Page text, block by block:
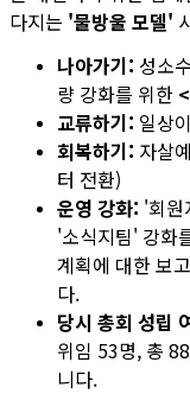
다지는 '물방울 모델'
나아가기: 성소
량 강화를 위한
교류하기: 일상
회복하기: 자살
터 전환)
운영 강화: '회원
'소식지팀' 강화
계획에 대한 보
다.
당시 총회 성립
위임 53명, 총
니다.